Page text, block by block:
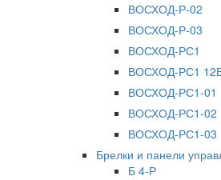
ВОСХОД-Р-02
ВОСХОД-Р-03
ВОСХОД-РС1
ВОСХОД-РС1
ВОСХОД-РС1-01
ВОСХОД-РС1-02
ВОСХОД-РС1-03
Брелки и панели
Б 4-Р